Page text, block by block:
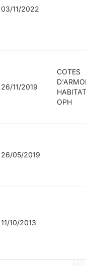
03/11/2022
26/11/2019
COTES
HABITAT
OPH
26/05/2019
11/10/2013